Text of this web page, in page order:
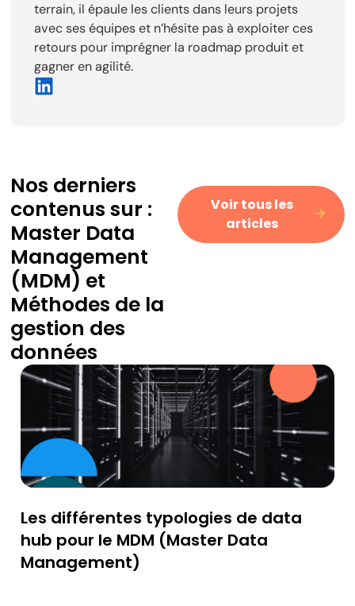
terrain, il épaule les clients dans leurs projets
avec ses équipes et n’hésite pas à exploiter ces
retours pour imprégner la roadmap produit et
gagner en agilité.
Nos derniers
contenus sur :
Master Data
Management
(MDM) et
Méthodes de la
gestion des
données
Voir tous les
articles
Les différentes typologies de data
hub pour le MDM (Master Data
Management)